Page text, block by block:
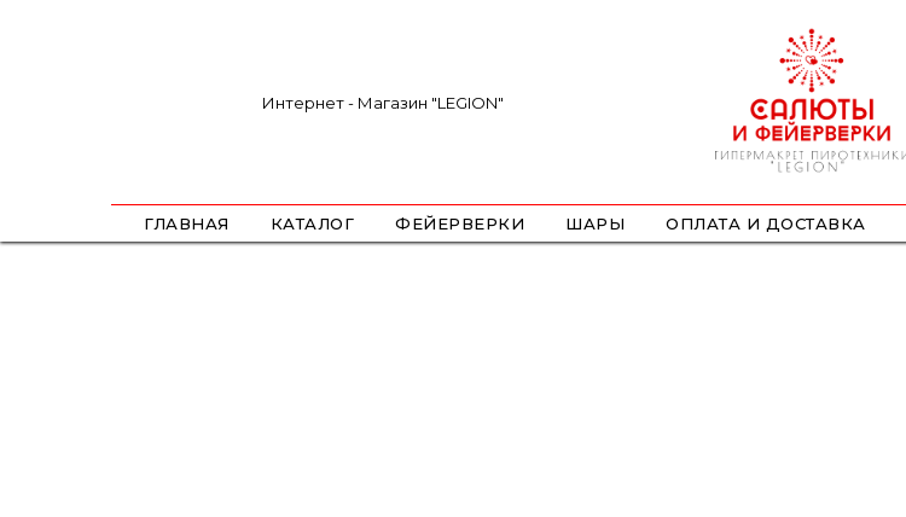
Интернет - Магазин "LEGION"
ГЛАВНАЯ КАТАЛОГ ФЕЙЕРВЕРКИ ШАРЫ ОПЛАТА И ДОСТАВКА